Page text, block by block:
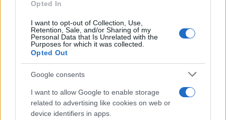
Opted In
I want to opt-out of Collection, Use,
Retention, Sale, and/or Sharing of my
Personal Data that Is Unrelated with the
Purposes for which it was collected.
Opted Out
Google consents
I want to allow Google to enable storage
related to advertising like cookies on web or
device identifiers in apps.
DOBOJ: Provaljivao u kuće i krao alkohol
Saznaj više